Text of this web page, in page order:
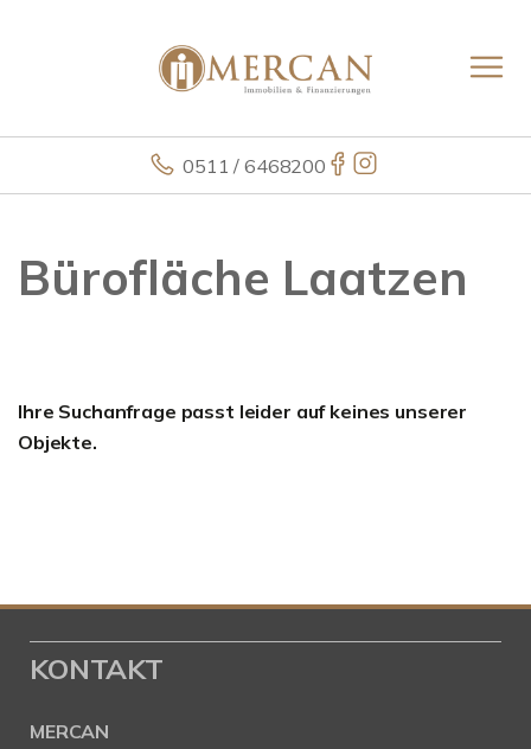
0511 / 6468200
Bürofläche Laatzen
Ihre Suchanfrage passt leider auf keines unserer
Objekte.
KONTAKT
MERCAN